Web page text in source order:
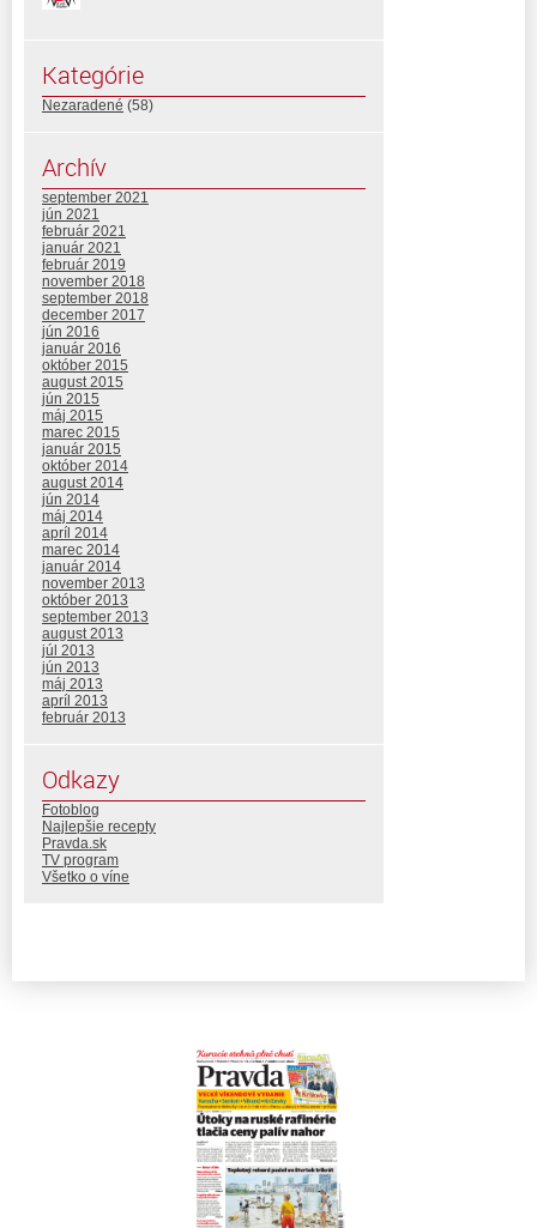
Kategórie
Nezaradené (58)
Archív
september 2021
jún 2021
február 2021
január 2021
február 2019
november 2018
september 2018
december 2017
jún 2016
január 2016
október 2015
august 2015
jún 2015
máj 2015
marec 2015
január 2015
október 2014
august 2014
jún 2014
máj 2014
apríl 2014
marec 2014
január 2014
november 2013
október 2013
september 2013
august 2013
júl 2013
jún 2013
máj 2013
apríl 2013
február 2013
Odkazy
Fotoblog
Najlepšie recepty
Pravda.sk
TV program
Všetko o víne